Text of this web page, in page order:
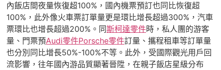
內飯店間夜量恢復超100%，國內機票預訂也同比恢復超
100%，此外像火車票訂單量更是環比增長超過300%，汽車
票環比也增長超過200%。同斯柯達零件時，私人團的游客
量、門票預Audi零件Porsche零件訂量、攜程租車等訂單量
也分別同比增長50%-100%不等。此外，受國際觀光用戶回
流影響，往年國內游品質顯著晉陞，在親子飯店星級分布